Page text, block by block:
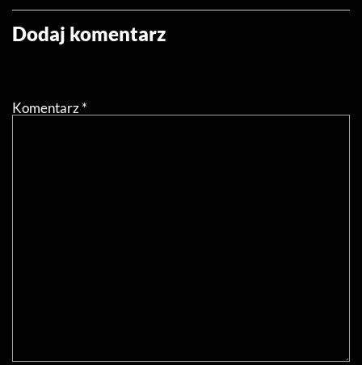
Dodaj komentarz
Komentarz*